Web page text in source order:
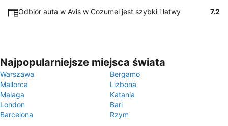
Odbiór auta w Avis w Cozumel jest szybki i łatwy 7.2
Najpopularniejsze miejsca świata
Warszawa
Bergamo
Mallorca
Lizbona
Malaga
Katania
London
Bari
Barcelona
Rzym